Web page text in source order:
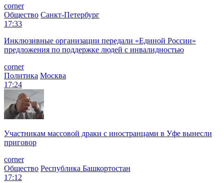
corner
Общество Санкт-Петербург
17:33
Инклюзивные организации передали «Единой России»
предложения по поддержке людей с инвалидностью
corner
Политика Москва
17:24
Участникам массовой драки с иностранцами в Уфе вынесли
приговор
corner
Общество Республика Башкортостан
17:12